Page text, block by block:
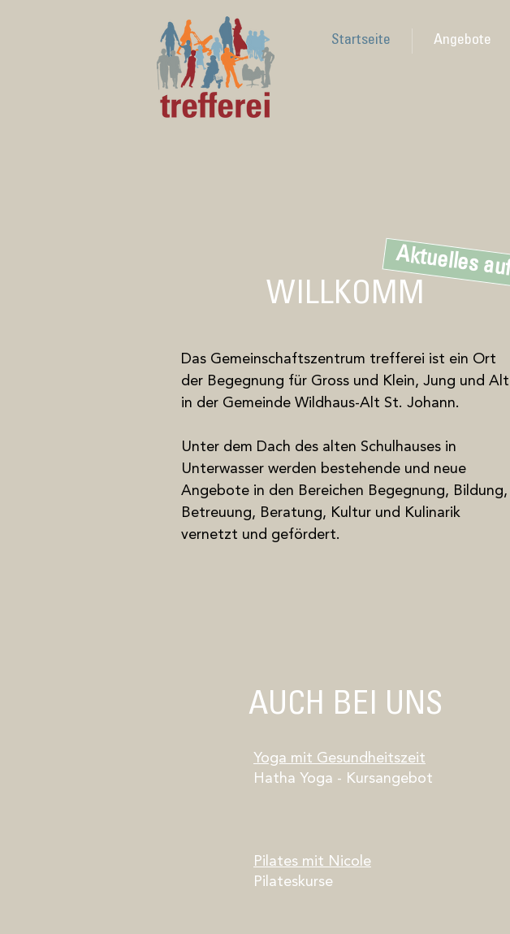
Startseite Angebote
Das Gemeinschaftszentrum trefferei ist ein Ort
der Begegnung für Gross und Klein, Jung und Alt
in der Gemeinde Wildhaus-Alt St. Johann.
Unter dem Dach des alten Schulhauses in
Unterwasser werden bestehende und neue
Angebote in den Bereichen Begegnung, Bildung,
Betreuung, Beratung, Kultur und Kulinarik
vernetzt und gefördert.
WILLKOMM
Aktuelles
AUCH BEI UNS
Yoga mit Gesundheitszeit
Hatha Yoga - Kursangebot
Pilates mit Nicole
Pilateskurse